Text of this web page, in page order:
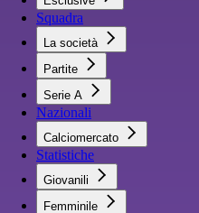
Squadra
La società
Partite
Serie A
Nazionali
Calciomercato
Statistiche
Giovanili
Femminile